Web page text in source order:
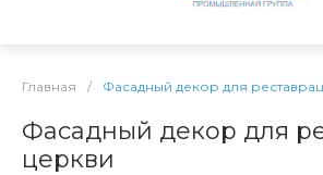
Главная / Фасадный декор для
Фасадный декор для
церкви